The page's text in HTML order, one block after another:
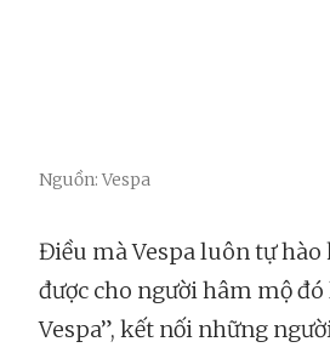
Nguồn: Vespa
Điều mà Vespa luôn tự
được cho người hâm mộ
Vespa”, kết nối những